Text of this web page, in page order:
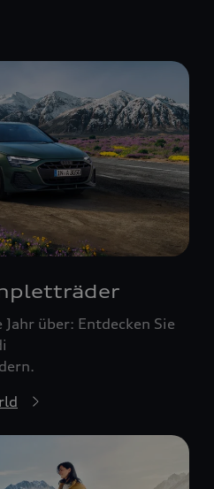
über: Entdecken Sie